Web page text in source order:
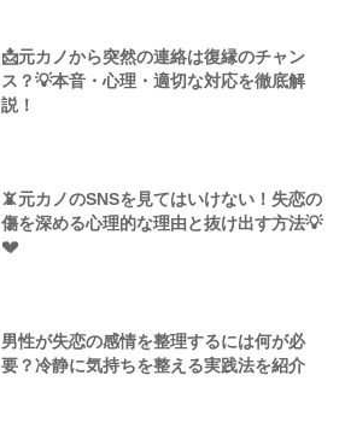
📩元カノから突然の連絡は復縁のチャン
ス？💡本音・心理・適切な対応を徹底解
説！
📵元カノのSNSを見てはいけない！失恋の
傷を深める心理的な理由と抜け出す方法💡
💔
男性が失恋の感情を整理するには何が必
要？冷静に気持ちを整える実践法を紹介